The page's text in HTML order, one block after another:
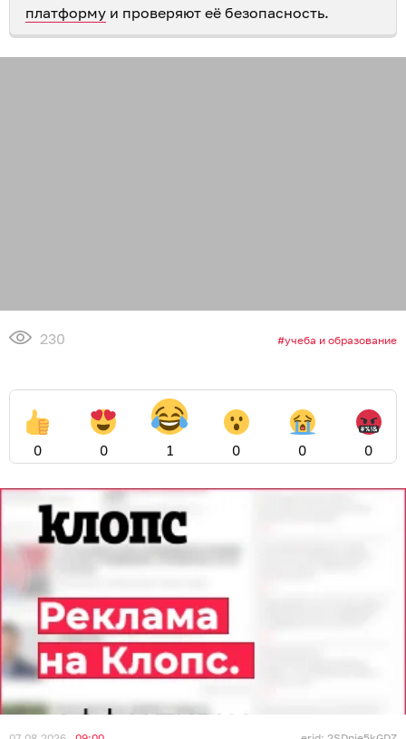
платформу и проверяют её безопасность.
230 учеба и образование
0 0 1 0 0 0